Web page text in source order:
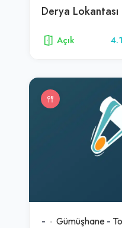
Derya Lokantası
Açık 4.1
- Gümüşhane -